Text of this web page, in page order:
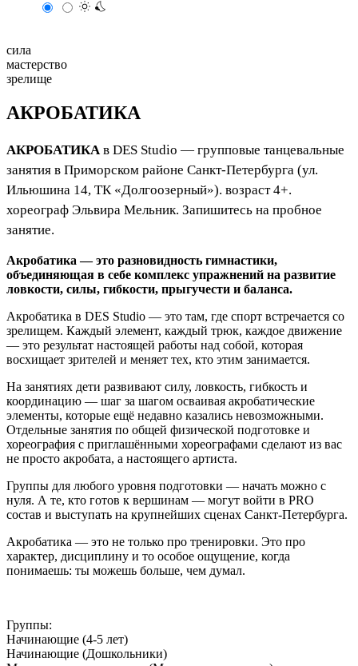
сила
мастерство
зрелище
АКРОБАТИКА
АКРОБАТИКАв DES Studio — групповые танцевальные
занятия в Приморском районе Санкт-Петербурга (ул.
Ильюшина 14, ТК «Долгоозерный»). возраст 4+.
хореограф Эльвира Мельник. Запишитесь на пробное
занятие.
Акробатика — это разновидность гимнастики,
объединяющая в себе комплекс упражнений на развитие
ловкости, силы, гибкости, прыгучести и баланса.
Акробатика в DES Studio — это там, где спорт встречается со
зрелищем. Каждый элемент, каждый трюк, каждое движение
— это результат настоящей работы над собой, которая
восхищает зрителей и меняет тех, кто этим занимается.
На занятиях дети развивают силу, ловкость, гибкость и
координацию — шаг за шагом осваивая акробатические
элементы, которые ещё недавно казались невозможными.
Отдельные занятия по общей физической подготовке и
хореография с приглашёнными хореографами сделают из вас
не просто акробата, а настоящего артиста.
Группы для любого уровня подготовки — начать можно с
нуля. А те, кто готов к вершинам — могут войти в PRO
состав и выступать на крупнейших сценах Санкт-Петербурга.
Акробатика — это не только про тренировки. Это про
характер, дисциплину и то особое ощущение, когда
понимаешь: ты можешь больше, чем думал.
Группы:
Начинающие (4-5 лет)
Начинающие (Дошкольники)